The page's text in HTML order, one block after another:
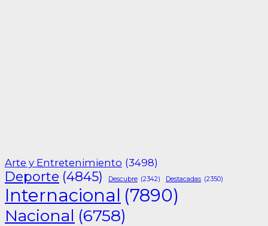
Arte y Entretenimiento (3498)
Deporte (4845) Descubre (2342) Destacadas (2350)
Internacional (7890)
Nacional (6758)